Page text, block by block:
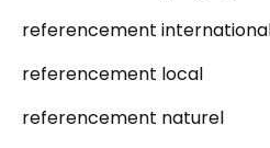
referencement
referencement local
referencement naturel